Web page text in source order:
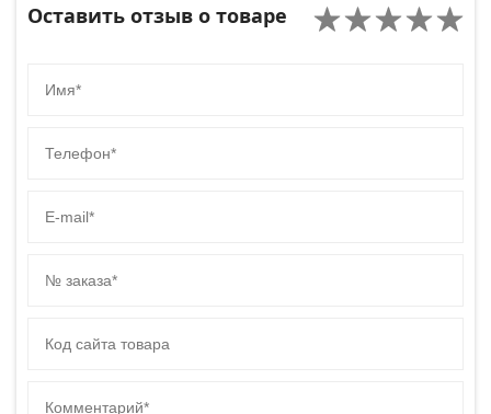
Оставить отзыв о товаре